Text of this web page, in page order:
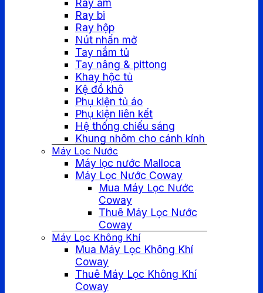
Ray âm
Ray bi
Ray hộp
Nút nhấn mở
Tay nắm tủ
Tay nâng & pittong
Khay hộc tủ
Kệ đồ khô
Phụ kiện tủ áo
Phụ kiện liên kết
Hệ thống chiếu sáng
Khung nhôm cho cánh kính
Máy Lọc Nước
Máy lọc nước Malloca
Máy Lọc Nước Coway
Mua Máy Lọc Nước
Coway
Thuê Máy Lọc Nước
Coway
Máy Lọc Không Khí
Mua Máy Lọc Không Khí
Coway
Thuê Máy Lọc Không Khí
Coway